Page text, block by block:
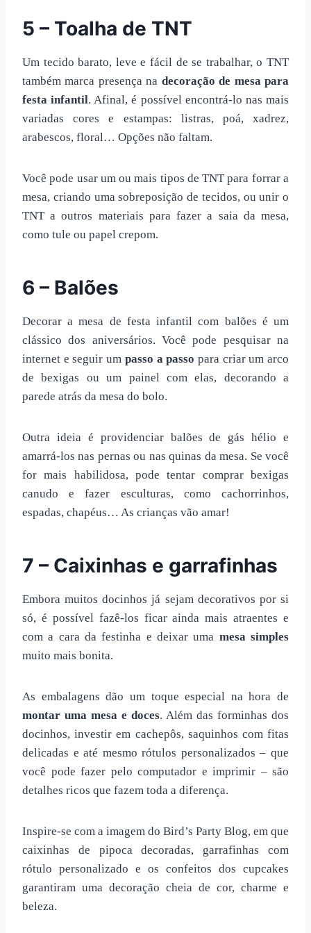
5 – Toalha de TNT
Um tecido barato, leve e fácil de se trabalhar, o TNT
também marca presença na decoração de mesa para
festa infantil. Afinal, é possível encontrá-lo nas mais
variadas cores e estampas: listras, poá, xadrez,
arabescos, floral… Opções não faltam.
Você pode usar um ou mais tipos de TNT para forrar a
mesa, criando uma sobreposição de tecidos, ou unir o
TNT a outros materiais para fazer a saia da mesa,
como tule ou papel crepom.
6 – Balões
Decorar amesa de festa infantil com balões é um
clássico dos aniversários. Você pode pesquisar na
internet e seguir um passo a passo para criar um arco
de bexigas ou um painel com elas, decorando a
parede atrás da mesa do bolo.
Outra ideia é providenciar balões de gás hélio e
amarrá-los nas pernas ou nas quinas da mesa. Se você
for mais habilidosa, pode tentar comprar bexigas
canudo e fazer esculturas, como cachorrinhos,
espadas, chapéus… As crianças vão amar!
7 – Caixinhas e garrafinhas
Embora muitos docinhos já sejam decorativos por si
só, é possível fazê-los ficar ainda mais atraentes e
com a cara da festinha e deixar uma mesa simples
muito mais bonita.
As embalagens dão um toque especial na hora de
montar uma mesa e doces. Além das forminhas dos
docinhos, investir em cachepôs, saquinhos com fitas
delicadas e até mesmo rótulos personalizados – que
você pode fazer pelo computador e imprimir – são
detalhes ricos que fazem toda a diferença.
Inspire-se com a imagem do Bird’s Party Blog, em que
caixinhas de pipoca decoradas, garrafinhas com
rótulo personalizado e os confeitos dos cupcakes
garantiram uma decoração cheia de cor, charme e
beleza.